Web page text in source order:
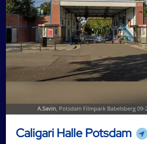
A.Savin, Potsdam Filmpark Babelsberg 09-
Caligari Halle Potsdam